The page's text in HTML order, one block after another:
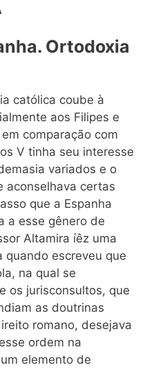
Ortodoxia
católica coube à
aos Filipes e
comparação com
V tinha seu interesse
variados e o
aconselhava certas
que a Espanha
a esse gênero de
Altamira íêz uma
quando escreveu que
na qual se
os jurisconsultos, que
as doutrinas
romano, desejava
ordem na
elemento de